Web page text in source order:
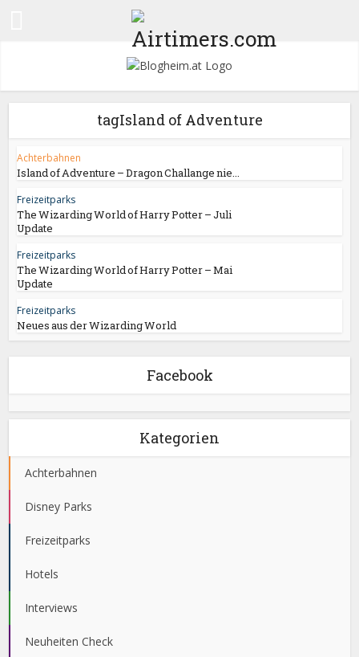
tagIsland of Adventure
Achterbahnen
Island of Adventure – Dragon Challange nie...
Freizeitparks
The Wizarding World of Harry Potter – Juli
Update
Freizeitparks
The Wizarding World of Harry Potter – Mai
Update
Freizeitparks
Neues aus der Wizarding World
Facebook
Kategorien
Achterbahnen
Disney Parks
Freizeitparks
Hotels
Interviews
Neuheiten Check